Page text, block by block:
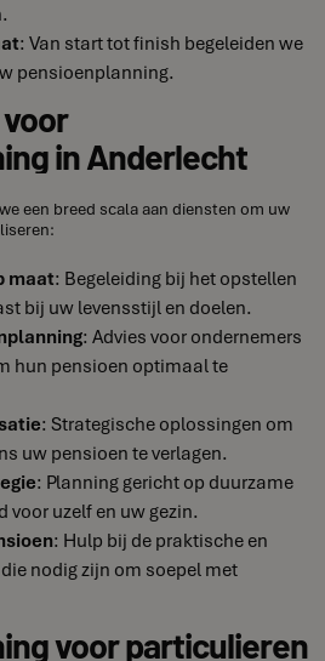
: Van start tot finish begeleiden we
pensioenplanning.
in Anderlecht
een breed scala aan diensten om uw
maat: Begeleiding bij het opstellen
bij uw levensstijl en doelen.
: Advies voor ondernemers
hun pensioen optimaal te
: Strategische oplossingen om
uw pensioen te verlagen.
: Planning gericht op duurzame
voor uzelf en uw gezin.
: Hulp bij de praktische en
nodig zijn om soepel met
voor particulieren